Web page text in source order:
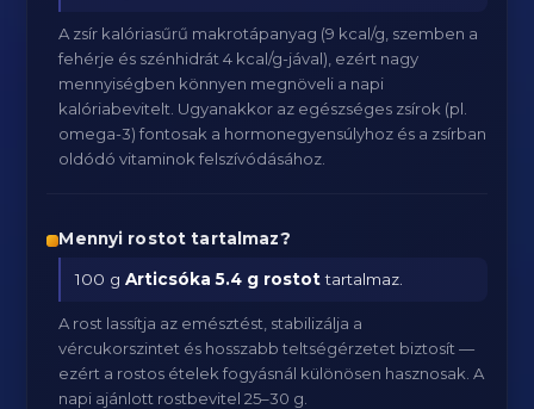
A zsír kalóriasűrű makrotápanyag (9 kcal/g, szemben a
fehérje és szénhidrát 4 kcal/g-jával), ezért nagy
mennyiségben könnyen megnöveli a napi
kalóriabevitelt. Ugyanakkor az egészséges zsírok (pl.
omega-3) fontosak a hormonegyensúlyhoz és a zsírban
oldódó vitaminok felszívódásához.
Mennyi rostot tartalmaz?
100 gArticsóka 5.4 g rostottartalmaz.
A rost lassítja az emésztést, stabilizálja a
vércukorszintet és hosszabb teltségérzetet biztosít —
ezért a rostos ételek fogyásnál különösen hasznosak. A
napi ajánlott rostbevitel 25–30 g.